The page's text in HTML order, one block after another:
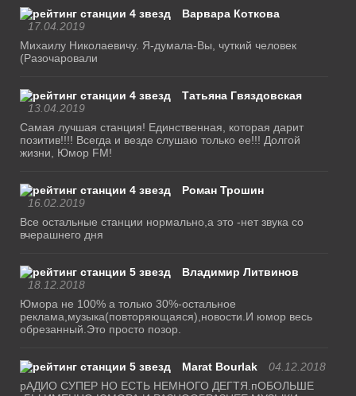
Варвара Коткова
17.04.2019
Михаилу Николаевичу. Я-думала-Вы, чуткий человек
(Разочаровали
Татьяна Гвяздовская
13.04.2019
Самая лучшая станция! Единственная, которая дарит
позитив!!!! Всегда и везде слушаю только ее!!! Долгой
жизни, Юмор FM!
Роман Трошин
16.02.2019
Все остальные станции нормально,а это -нет звука со
вчерашнего дня
Владимир Литвинов
18.12.2018
Юмора не 100% а только 30%-остальное
реклама,музыка(повторяющаяся),новости.И юмор весь
обрезанный.Это просто позор.
Marat Bourlak
04.12.2018
рАДИО СУПЕР НО ЕСТЬ НЕМНОГО ДЕГТЯ.пОБОЛЬШЕ